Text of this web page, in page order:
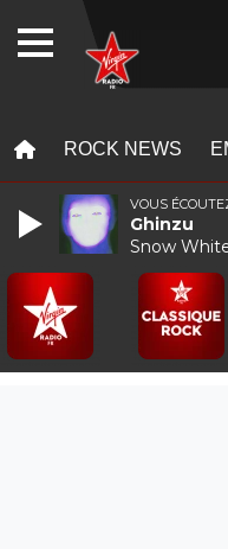
ROCK NEWS
VOUS
Ghinzu
Snow
WEBRADIO